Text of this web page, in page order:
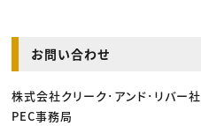
お問い合わせ
株式会社クリーク･アンド･リバー社
PEC事務局